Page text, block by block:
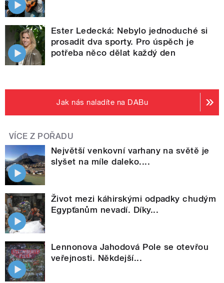
Ester Ledecká: Nebylo jednoduché si
prosadit dva sporty. Pro úspěch je
potřeba něco dělat každý den
Jak nás naladíte na DABu
VÍCE Z POŘADU
Největší venkovní varhany na světě je
slyšet na míle daleko....
Život mezi káhirskými odpadky chudým
Egypťanům nevadí. Díky...
Lennonova Jahodová Pole se otevřou
veřejnosti. Někdejší...